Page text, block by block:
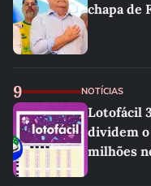
chapa de
9 NOTÍCIAS
Lotofácil
dividem o
milhões